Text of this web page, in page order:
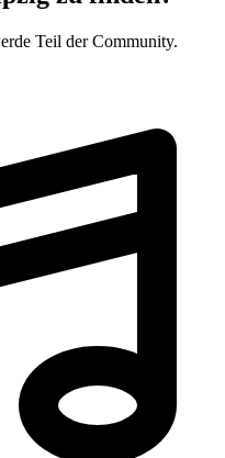
Teil der Community.